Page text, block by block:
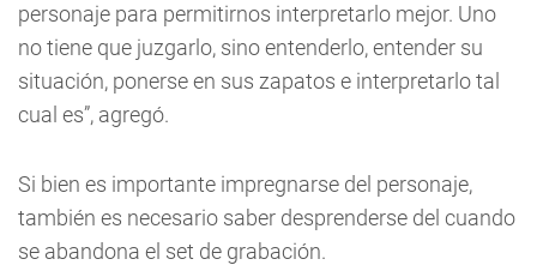
personaje para permitirnos interpretarlo mejor. Uno
no tiene que juzgarlo, sino entenderlo, entender su
situación, ponerse en sus zapatos e interpretarlo tal
cual es”, agregó.
Si bien es importante impregnarse del personaje,
también es necesario saber desprenderse del cuando
se abandona el set de grabación.